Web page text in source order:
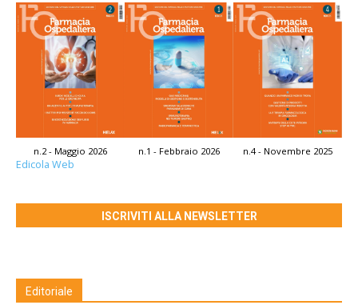
n.2 - Maggio 2026 n.1 - Febbraio 2026 n.4 - Novembre 2025
Edicola Web
ISCRIVITI ALLA NEWSLETTER
Editoriale